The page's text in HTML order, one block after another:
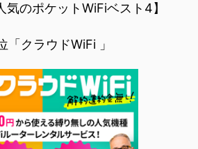
気のポケットWiFiベスト4】
「クラウドWiFi 」